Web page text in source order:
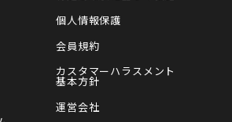
個人情報保護
会員規約
カスタマーハラスメント
基本方針
運営会社